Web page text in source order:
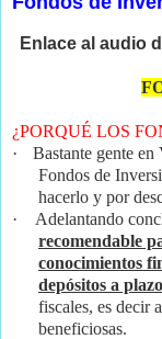
Enlace al audio
¿PORQUÉ LOS
·
Bastante gente
Fondos de
hacerlo y por
·
Adelantando
recomendable
conocimientos
depósitos a plazo
fiscales, es decir
beneficiosas.